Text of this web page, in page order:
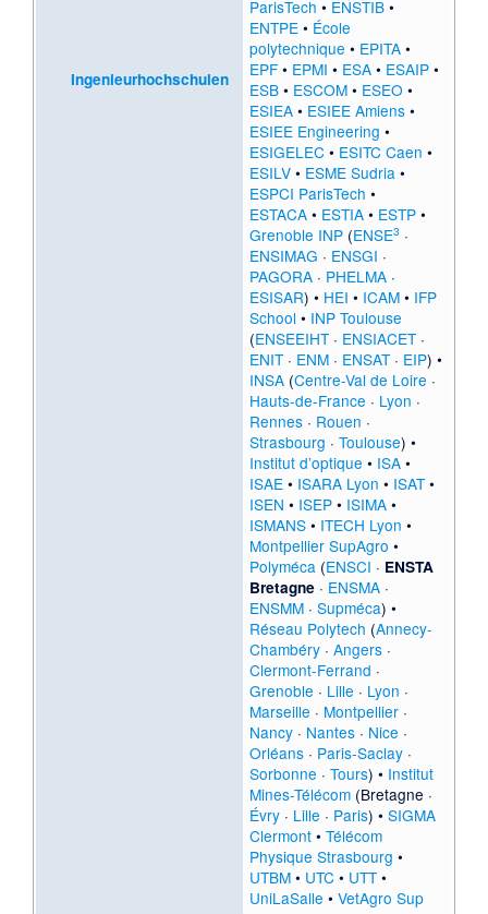
Ingenieurhochschulen
ParisTech • ENSTIB•
ENTPE• École
polytechnique • EPITA•
EPF• EPMI • ESA• ESAIP•
ESB• ESCOM• ESEO •
ESIEA• ESIEE Amiens•
ESIEE Engineering •
ESIGELEC• ESITC Caen •
ESILV• ESME Sudria•
ESPCI ParisTech •
ESTACA• ESTIA• ESTP•
Grenoble INP(ENSE3 ·
ENSIMAG · ENSGI ·
PAGORA· PHELMA·
ESISAR) • HEI • ICAM• IFP
School • INP Toulouse
(ENSEEIHT· ENSIACET·
ENIT· ENM· ENSAT· EIP) •
INSA(Centre-Val de Loire ·
Hauts-de-France · Lyon ·
Rennes· Rouen ·
Strasbourg · Toulouse) •
Institut d’optique • ISA•
ISAE• ISARA Lyon • ISAT•
ISEN • ISEP• ISIMA•
ISMANS• ITECH Lyon •
Montpellier SupAgro •
Polyméca(ENSCI · ENSTA
Bretagne· ENSMA·
ENSMM· Supméca) •
Réseau Polytech (Annecy-
Chambéry· Angers·
Clermont-Ferrand ·
Grenoble · Lille · Lyon ·
Marseille · Montpellier·
Nancy· Nantes· Nice ·
Orléans· Paris-Saclay·
Sorbonne · Tours) • Institut
Mines-Télécom(Bretagne ·
Évry· Lille · Paris) • SIGMA
Clermont• Télécom
Physique Strasbourg •
UTBM• UTC• UTT•
UniLaSalle • VetAgro Sup